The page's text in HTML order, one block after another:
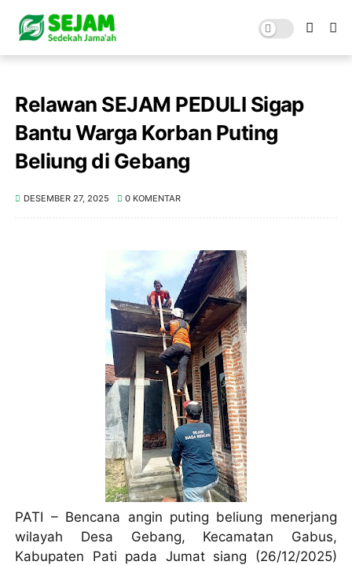
Relawan SEJAM PEDULI Sigap
Bantu Warga Korban Puting
Beliung di Gebang
DESEMBER 27, 2025 0 KOMENTAR
PATI – Bencana angin puting beliung menerjang
wilayah Desa Gebang, Kecamatan Gabus,
Kabupaten Pati pada Jumat siang (26/12/2025)